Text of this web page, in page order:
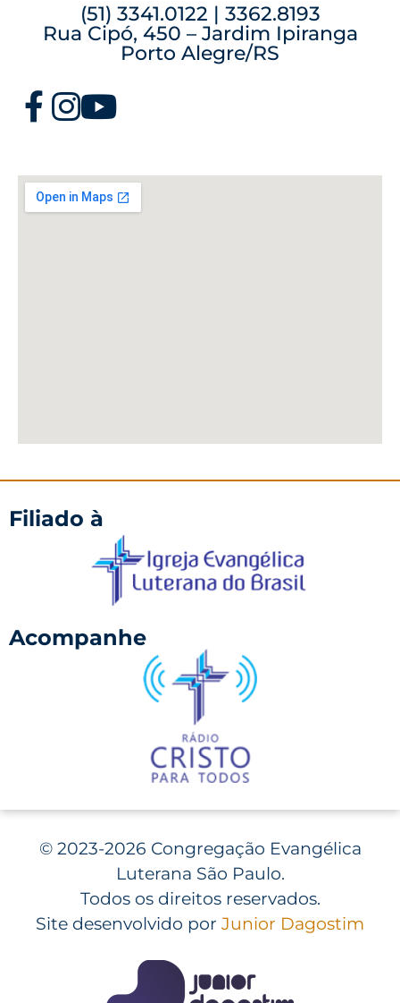
(51) 3341.0122 | 3362.8193
Rua Cipó, 450 – Jardim Ipiranga
Porto Alegre/RS
Filiado à
Acompanhe
©2023-2026 Congregação Evangélica
Luterana São Paulo.
Todos os direitos reservados.
Site desenvolvido por Junior Dagostim